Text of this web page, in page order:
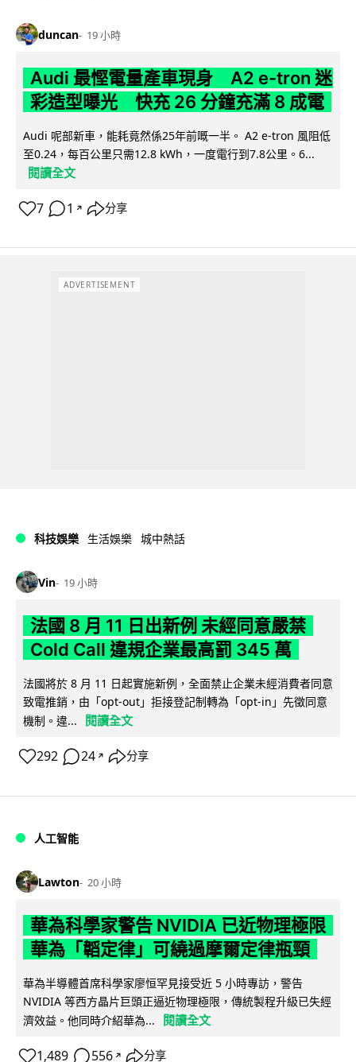
duncan 19 小時
Audi 最慳電量產車現身 A2 e-tron 迷
彩造型曝光 快充 26 分鐘充滿 8 成電
Audi 呢部新車，能耗竟然係25年前嘅一半。 A2 e-tron 風阻低
至0.24，每百公里只需12.8 kWh，一度電行到7.8公里。6...
閱讀全文
7 1 ↗ 分享
ADVERTISEMENT
科技娛樂 生活娛樂 城中熱話
Vin 19 小時
法國 8 月 11 日出新例 未經同意嚴禁
Cold Call 違規企業最高罰 345 萬
法國將於 8 月 11 日起實施新例，全面禁止企業未經消費者同意
致電推銷，由「opt-out」拒接登記制轉為「opt-in」先徵同意
機制。違...
閱讀全文
292 24 ↗ 分享
人工智能
Lawton 20 小時
華為科學家警告 NVIDIA 已近物理極限
華為「韜定律」可繞過摩爾定律瓶頸
華為半導體首席科學家廖恒罕見接受近 5 小時專訪，警告
NVIDIA 等西方晶片巨頭正逼近物理極限，傳統製程升級已失經
濟效益。他同時介紹華為...
閱讀全文
1,489 556 ↗ 分享